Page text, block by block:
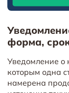
форма,
Уведомление о
которым одна
намерена